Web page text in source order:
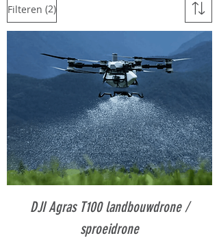
Filteren (2)
DJI Agras T100 landbouwdrone /
sproeidrone